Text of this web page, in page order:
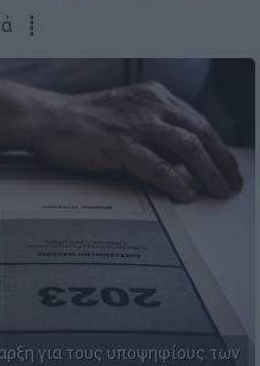
┋
για τους υποψηφίους των